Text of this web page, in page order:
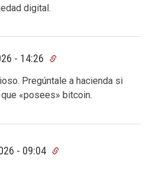
digital.
- 14:26
Pregúntale a hacienda si
«posees» bitcoin.
- 09:04